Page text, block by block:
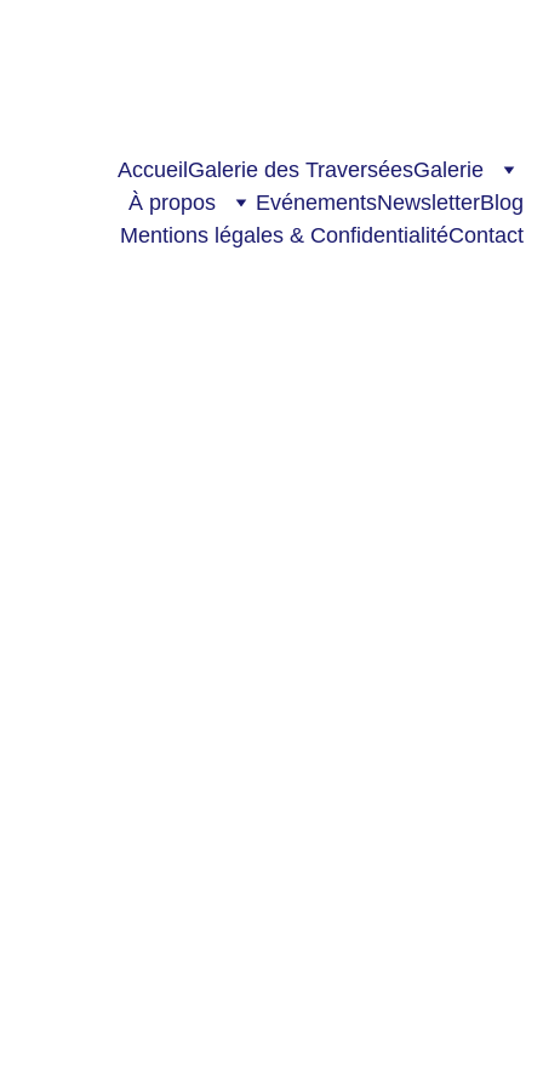
Accueil Galerie des TraverséesGalerie
À propos
EvénementsNewsletterBlog
Mentions légales & ConfidentialitéContact